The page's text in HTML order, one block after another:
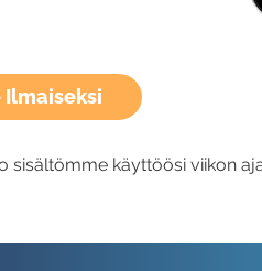
Ilmaiseksi
sisältömme käyttöösi viikon